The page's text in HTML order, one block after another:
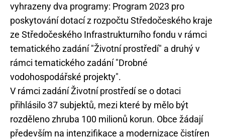
vyhrazeny dva programy: Program 2023 pro
poskytování dotací z rozpočtu Středočeského kraje
ze Středočeského Infrastrukturního fondu v rámci
tematického zadání "Životní prostředí" a druhý v
rámci tematického zadání "Drobné
vodohospodářské projekty".
V rámci zadání Životní prostředí se o dotaci
přihlásilo 37 subjektů, mezi které by mělo být
rozděleno zhruba 100 milionů korun. Obce žádají
především na intenzifikace a modernizace čistíren